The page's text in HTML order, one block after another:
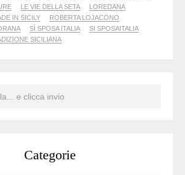
LE VIE DELLA SETA
LOREDANA
IN SICILY
ROBERTA LOJACONO
SÌ SPOSA ITALIA
SI SPOSAITALIA
SICILIANA
Categorie